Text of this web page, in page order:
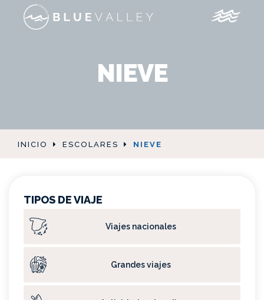
NIEVE
INICIO ESCOLARES NIEVE
TIPOS DE VIAJE
Viajes nacionales
Grandes viajes